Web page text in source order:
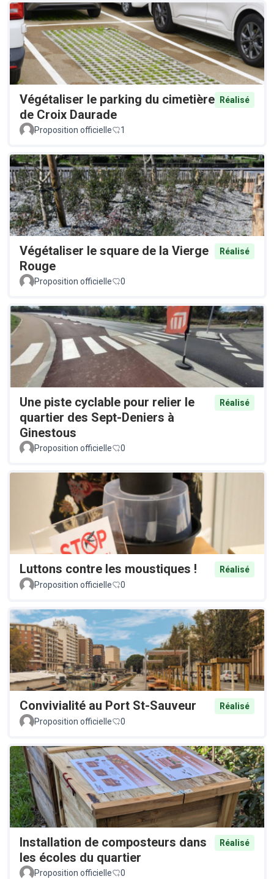
Végétaliser le parking du cimetière
de Croix Daurade
Réalisé
Proposition officielle 1
Végétaliser le square de la Vierge
Rouge
Réalisé
Proposition officielle 0
Une piste cyclable pour relier le
quartier des Sept-Deniers à
Ginestous
Réalisé
Proposition officielle 0
Luttons contre les moustiques !
Réalisé
Proposition officielle
0
Convivialité au Port St-Sauveur
Réalisé
Proposition officielle
0
Installation de composteurs dans
les écoles du quartier
Réalisé
Proposition officielle 0